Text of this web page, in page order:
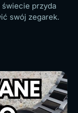
świecie przyda
swój zegarek.